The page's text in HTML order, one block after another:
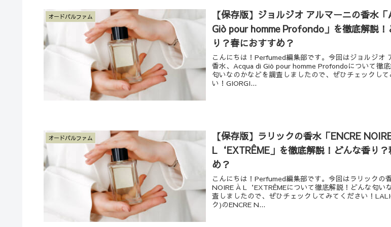
オードパルファム
【保存版】ジョルジオ アルマーニの香水
Giò pour homme Profondo」を徹底解説！
り？春におすすめ？
こんにちは！Perfumed編集部です。今回はジョルジオ
香水、Acqua di Giò pour homme Profondoについて徹
匂いなのかなどを調査しましたので、ぜひチェックし
い！GIORGI...
オードパルファム
【保存版】ラリックの香水「ENCRE
L‘EXTRÊME」を徹底解説！どんな香り
め？
こんにちは！Perfumed編集部です。今回はラリックの
NOIRE À L‘EXTRÊMEについて徹底解説！どんな匂い
査しましたので、ぜひチェックしてみてください！
ク)のENCRE N...